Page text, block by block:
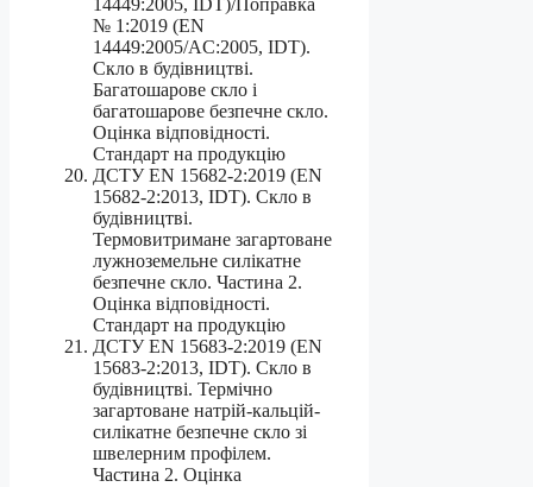
14449:2005, IDT)/Поправка
№ 1:2019 (EN
14449:2005/AC:2005, IDT).
Скло в будівництві.
Багатошарове скло і
багатошарове безпечне скло.
Оцінка відповідності.
Стандарт на продукцію
ДСТУ EN 15682-2:2019 (EN
15682-2:2013, IDT). Скло в
будівництві.
Термовитримане загартоване
лужноземельне силікатне
безпечне скло. Частина 2.
Оцінка відповідності.
Стандарт на продукцію
ДСТУ EN 15683-2:2019 (EN
15683-2:2013, IDT). Скло в
будівництві. Термічно
загартоване натрій-кальцій-
силікатне безпечне скло зі
швелерним профілем.
Частина 2. Оцінка